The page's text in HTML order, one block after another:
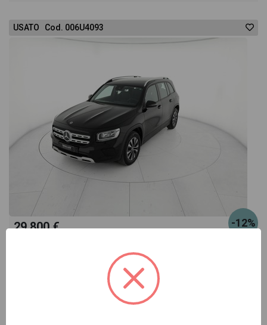
USATO Cod. 006U4093
-12%
29.800 €